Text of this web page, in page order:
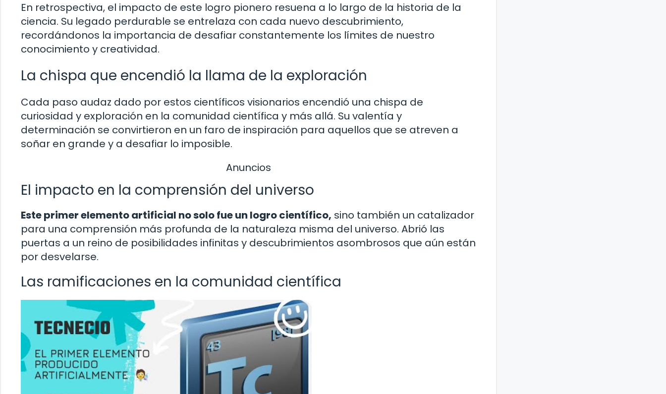
En retrospectiva, el impacto de este logro pionero resuena a lo largo de la historia de la
ciencia. Su legado perdurable se entrelaza con cada nuevo descubrimiento,
recordándonos la importancia de desafiar constantemente los límites de nuestro
conocimiento y creatividad.
La chispa que encendió la llama de la exploración
Cada paso audaz dado por estos científicos visionarios encendió una chispa de
curiosidad y exploración en la comunidad científica y más allá. Su valentía y
determinación se convirtieron en un faro de inspiración para aquellos que se atreven a
soñar en grande y a desafiar lo imposible.
Anuncios
El impacto en la comprensión del universo
Este primer elemento artificial no solo fue un logro científico, sino también un catalizador
para una comprensión más profunda de la naturaleza misma del universo. Abrió las
puertas a un reino de posibilidades infinitas y descubrimientos asombrosos que aún están
por desvelarse.
Las ramificaciones en la comunidad científica